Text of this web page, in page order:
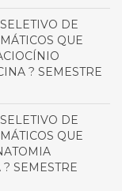
DE
QUE
? SEMESTRE
DE
QUE
SEMESTRE